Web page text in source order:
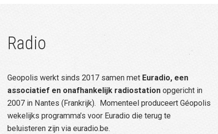
Radio
Geopolis werkt sinds 2017 samen met Euradio, een
associatief en onafhankelijk radiostation opgericht in
2007 in Nantes (Frankrijk). Momenteel produceert Géopolis
wekelijks programma’s voor Euradio die terug te
beluisteren zijn via euradio.be.